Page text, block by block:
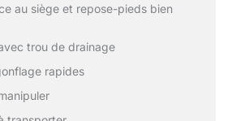
au siège et repose-pieds bien
trou de drainage
rapides